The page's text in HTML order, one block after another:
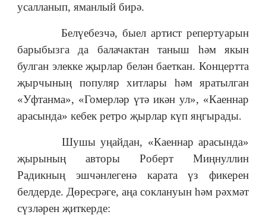
усалланып, яманлый бирә.
Белүебезчә, быел артист репертуарын
барыбызга да балачактан таныш һәм якын
булган элекке җырлар белән баеткан. Концертта
җырчының популяр хитлары һәм яратылган
«Уфтанма», «Гомерләр үтә икән ул», «Каеннар
арасында» кебек ретро җырлар күп яңгырады.
Шушы уңайдан, «Каеннар арасында»
җырының авторы Роберт Миңнуллин
Радикның эшчәнлегенә карата үз фикерен
белдерде. Дөресрәге, аңа соклануын һәм рәхмәт
сүзләрен җиткерде: